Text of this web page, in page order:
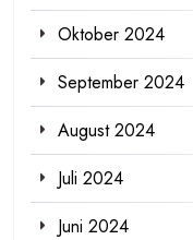
Oktober 2024
September 2024
August 2024
Juli 2024
Juni 2024